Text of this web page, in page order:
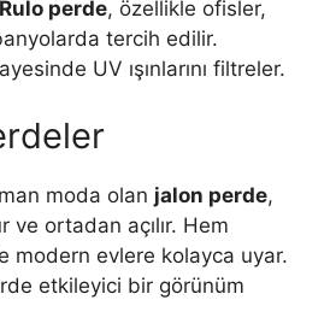
Rulo perde, özellikle ofisler,
tercih edilir.
UV ışınlarını filtreler.
moda olan jalon perde,
ve ortadan açılır. Hem
modern evlere kolayca uyar.
etkileyici bir görünüm